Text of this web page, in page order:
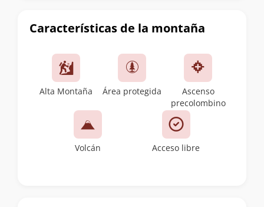
Características de la montaña
Alta Montaña Área protegida
Ascenso
precolombino
Volcán Acceso libre